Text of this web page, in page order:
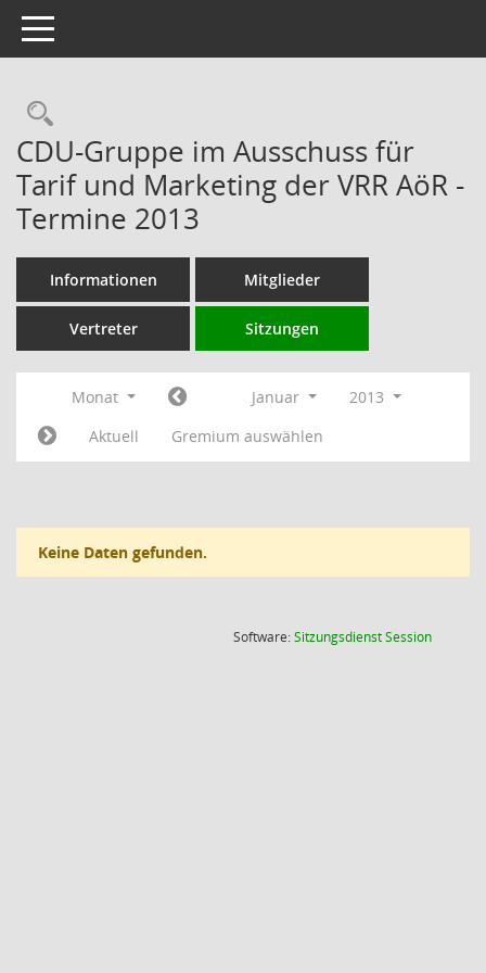
Toggle navigation
Rechercheauswahl
CDU-Gruppe im Ausschuss für
Tarif und Marketing der VRR AöR -
Termine 2013
Informationen Mitglieder
Vertreter Sitzungen
Monat Januar
2013
Aktuell
Gremium auswählen
Keine Daten gefunden.
Software:SitzungsdienstSession(Wird in